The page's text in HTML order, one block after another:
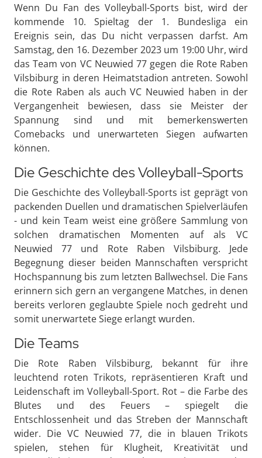
Wenn Du Fan des Volleyball-Sports bist, wird der
kommende 10. Spieltag der 1. Bundesliga ein
Ereignis sein, das Du nicht verpassen darfst. Am
Samstag, den 16. Dezember 2023 um 19:00 Uhr, wird
das Team von VC Neuwied 77 gegen die Rote Raben
Vilsbiburg in deren Heimatstadion antreten. Sowohl
die Rote Raben als auch VC Neuwied haben in der
Vergangenheit bewiesen, dass sie Meister der
Spannung sind und mit bemerkenswerten
Comebacks und unerwarteten Siegen aufwarten
können.
Die Geschichte des Volleyball-Sports
Die Geschichte des Volleyball-Sports ist geprägt von
packenden Duellen und dramatischen Spielverläufen
- und kein Team weist eine größere Sammlung von
solchen dramatischen Momenten auf als VC
Neuwied 77 und Rote Raben Vilsbiburg. Jede
Begegnung dieser beiden Mannschaften verspricht
Hochspannung bis zum letzten Ballwechsel. Die Fans
erinnern sich gern an vergangene Matches, in denen
bereits verloren geglaubte Spiele noch gedreht und
somit unerwartete Siege erlangt wurden.
Die Teams
Die Rote Raben Vilsbiburg, bekannt für ihre
leuchtend roten Trikots, repräsentieren Kraft und
Leidenschaft im Volleyball-Sport. Rot – die Farbe des
Blutes und des Feuers – spiegelt die
Entschlossenheit und das Streben der Mannschaft
wider. Die VC Neuwied 77, die in blauen Trikots
spielen, stehen für Klugheit, Kreativität und